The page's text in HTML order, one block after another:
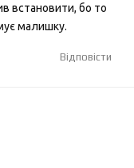
встановити, бо то
малишку.
Відповісти